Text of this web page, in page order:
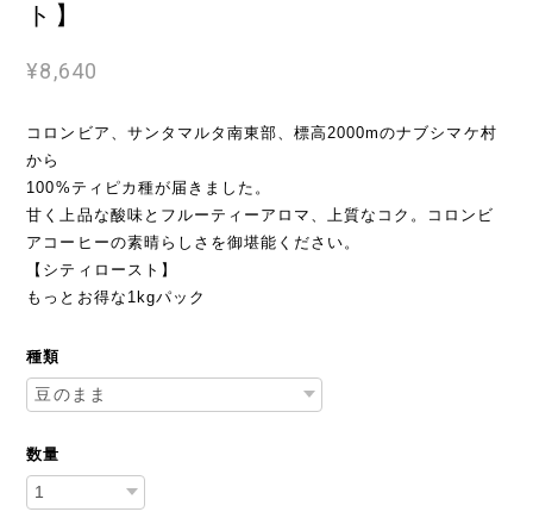
ト】
¥8,640
コロンビア、サンタマルタ南東部、標高2000mのナブシマケ村
から
100%ティピカ種が届きました。
甘く上品な酸味とフルーティーアロマ、上質なコク。コロンビ
アコーヒーの素晴らしさを御堪能ください。
【シティロースト】
もっとお得な1kgパック
種類
数量